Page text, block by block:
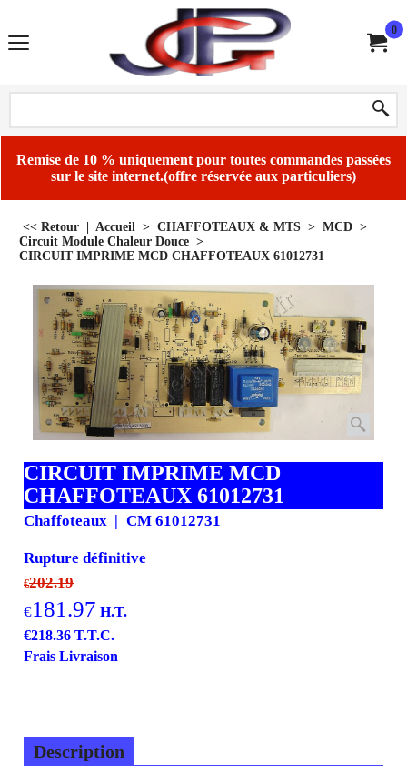
0
Remise de 10 % uniquement pour toutes commandes passées
sur le site internet.(offre réservée aux particuliers)
<< Retour Accueil > CHAFFOTEAUX & MTS > MCD >
Circuit Module Chaleur Douce >
CIRCUIT IMPRIME MCD CHAFFOTEAUX 61012731
CIRCUIT IMPRIME MCD
CHAFFOTEAUX 61012731
Chaffoteaux CM 61012731
Rupture définitive
€202.19
€181.97 H.T.
€218.36 T.T.C.
Frais Livraison
Description